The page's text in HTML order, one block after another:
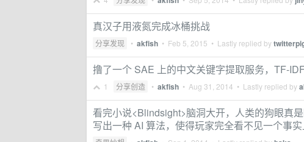
真汉子用液氮完成冰桶挑战
分享发现 • akfish • Feb 5, 2015 • Lastly replied by
撸了一个 SAE 上的中文关键字提取服务，TF-
1 分享创造 • akfish • Aug 31, 2014 • Lastly replied by
看完小说<Blindsight>脑洞大开，人类的狗眼真
写出一种 AI 算法，使得玩家完全看不见一个事